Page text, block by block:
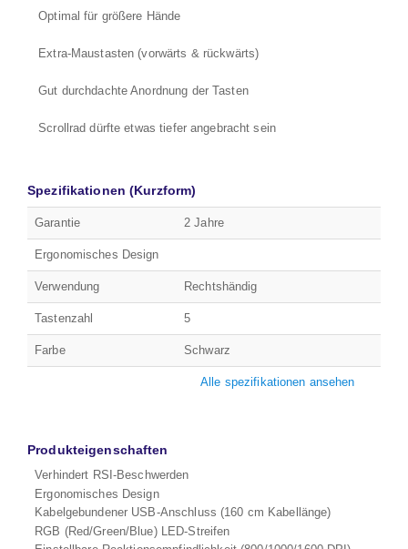
Optimal für größere Hände
Extra-Maustasten (vorwärts & rückwärts)
Gut durchdachte Anordnung der Tasten
Scrollrad dürfte etwas tiefer angebracht sein
Spezifikationen (Kurzform)
Garantie 2 Jahre
Ergonomisches Design
Verwendung Rechtshändig
Tastenzahl 5
Farbe Schwarz
Alle spezifikationen ansehen
Produkteigenschaften
Verhindert RSI-Beschwerden
Ergonomisches Design
Kabelgebundener USB-Anschluss (160 cm Kabellänge)
RGB (Red/Green/Blue) LED-Streifen